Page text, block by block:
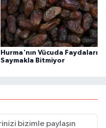
Hurma'nın Vücuda Faydaları
Saymakla Bitmiyor